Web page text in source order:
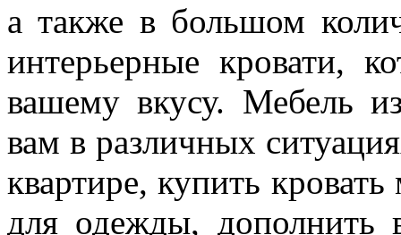
а также в большом
интерьерные кровати,
вашему вкусу. Мебель
вам в различных
квартире, купить
для одежды, дополнить